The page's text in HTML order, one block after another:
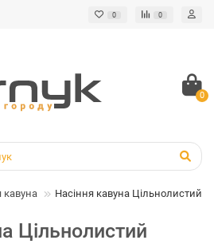
0 0
0
кавуна Насіння кавуна Цільнолистий
Цільнолистий